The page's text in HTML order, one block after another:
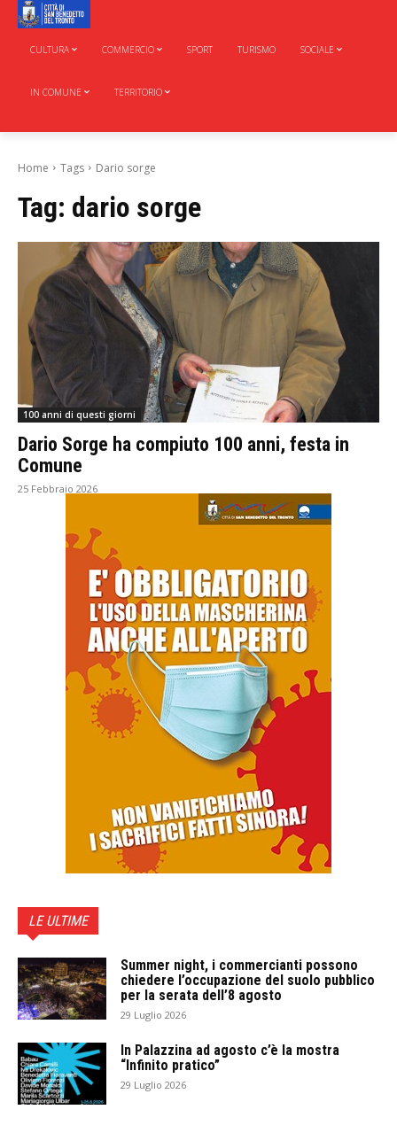
CULTURA COMMERCIO SPORT TURISMO SOCIALE
IN COMUNE TERRITORIO
Home Tags Dario sorge
Tag: dario sorge
100 anni di questi giorni
Dario Sorge ha compiuto 100 anni, festa in
Comune
25 Febbraio 2026
LE ULTIME
Summer night, i commercianti possono
chiedere l’occupazione del suolo pubblico
per la serata dell’8 agosto
29 Luglio 2026
In Palazzina ad agosto c’è la mostra
“Infinito pratico”
29 Luglio 2026